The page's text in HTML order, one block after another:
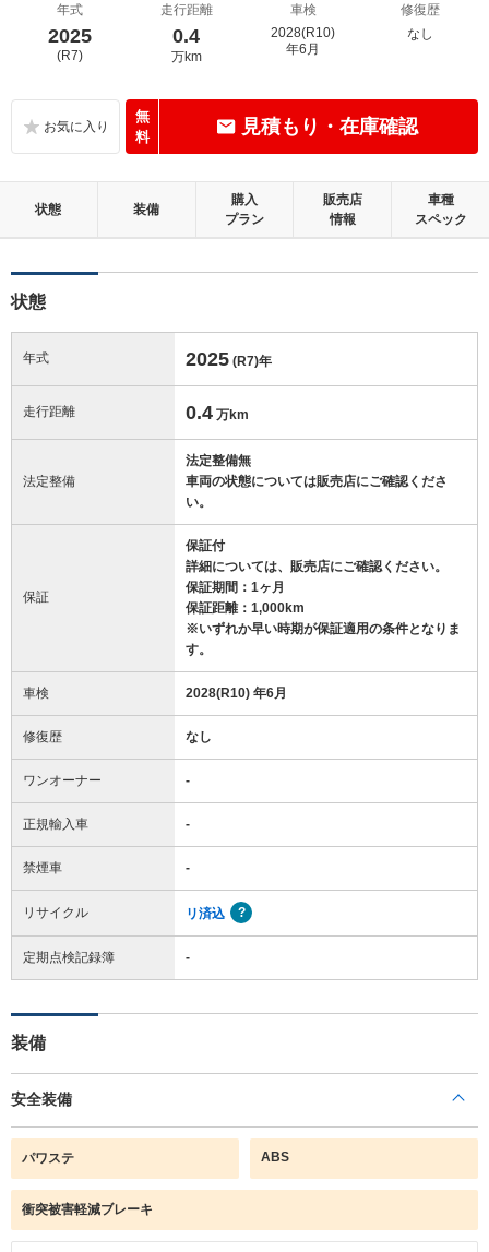
年式
2025
(R7)
走行距離
0.4
万km
車検
2028(R10)
年6月
修復歴
なし
無
料
見積もり・在庫確認
状態 装備
購入
プラン
販売店
情報
車種
スペック
状態
年式 2025 (R7)年
走行距離 0.4 万km
法定整備
法定整備無
車両の状態については販売店にご確認くださ
い。
保証
保証付
詳細については、販売店にご確認ください。
保証期間：1ヶ月
保証距離：1,000km
※いずれか早い時期が保証適用の条件となりま
す。
車検 2028(R10) 年6月
修復歴 なし
ワンオーナー -
正規輸入車 -
禁煙車 -
リサイクル リ済込
定期点検記録簿 -
装備
安全装備
パワステ ABS
衝突被害軽減ブレーキ